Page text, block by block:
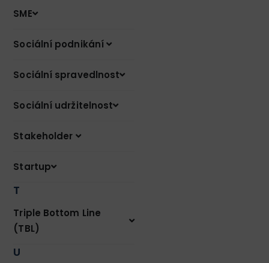
SME
Sociální podnikání
Sociální spravedlnost
Sociální udržitelnost
Stakeholder
Startup
T
Triple Bottom Line
(TBL)
U